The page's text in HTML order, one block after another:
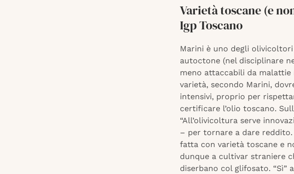
Varietà toscane (e
Igp Toscano
Marini è uno degli
autoctone (nel disciplinare
meno attaccabili da
varietà, secondo Marini,
intensivi, proprio per
certificare l’olio toscano.
“All’olivicoltura serve
– per tornare a dare
fatta con varietà toscane e
dunque a cultivar straniere
diserbano col glifosato. “Sì”